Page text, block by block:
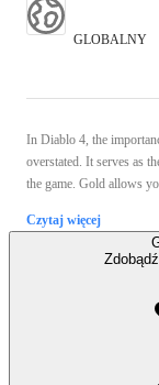
GLOBALNY
In Diablo 4, the
overstated. It serves as
the game. Gold allows
Czytaj więcej